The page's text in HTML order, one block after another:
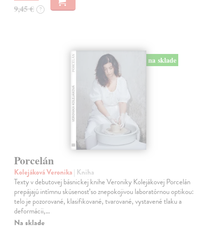
9,45 € ?
na sklade
Porcelán
Kolejáková Veronika| Kniha
Texty v debutovej básnickej knihe Veroniky Kolejákovej Porcelán
prepájajú intímnu skúsenosť so znepokojivou laboratórnou optikou:
telo je pozorované, klasifikované, tvarované, vystavené tlaku a
deformácii,…
Na sklade